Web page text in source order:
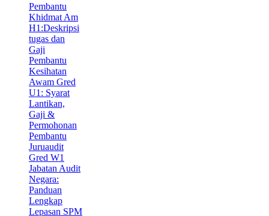
Pembantu
Khidmat Am
H1:Deskripsi
tugas dan
Gaji
Pembantu
Kesihatan
Awam Gred
U1: Syarat
Lantikan,
Gaji &
Permohonan
Pembantu
Juruaudit
Gred W1
Jabatan Audit
Negara:
Panduan
Lengkap
Lepasan SPM